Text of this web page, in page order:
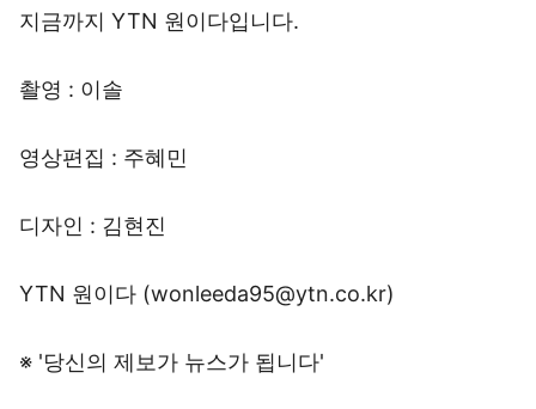
지금까지 YTN 원이다입니다.
촬영 : 이솔
영상편집 : 주혜민
디자인 : 김현진
YTN 원이다 (wonleeda95@ytn.co.kr)
※ '당신의 제보가 뉴스가 됩니다'